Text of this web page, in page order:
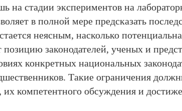
на стадии экспериментов на
в полной мере предсказать
неясным, насколько
законодателей, ученых и
конкретных национальных
Такие ограничения
компетентного обсуждения и